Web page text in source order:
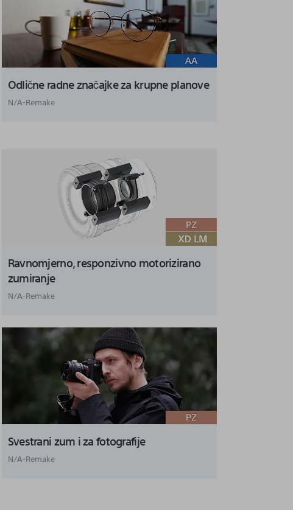
Odlične radne značajke za krupne planove
N/A-Remake
Ravnomjerno, responzivno motorizirano
zumiranje
N/A-Remake
Svestrani zum i za fotografije
N/A-Remake